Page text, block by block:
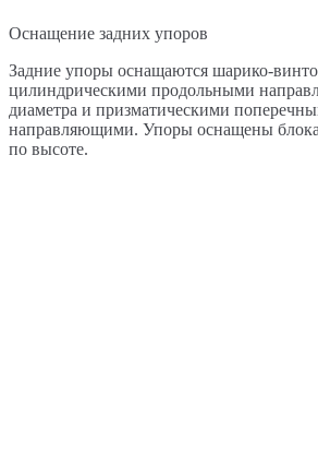
Оснащение задних упоров
Задние упоры оснащаются шарико-
цилиндрическими продольными
диаметра и призматическими
направляющими. Упоры оснащены
по высоте.